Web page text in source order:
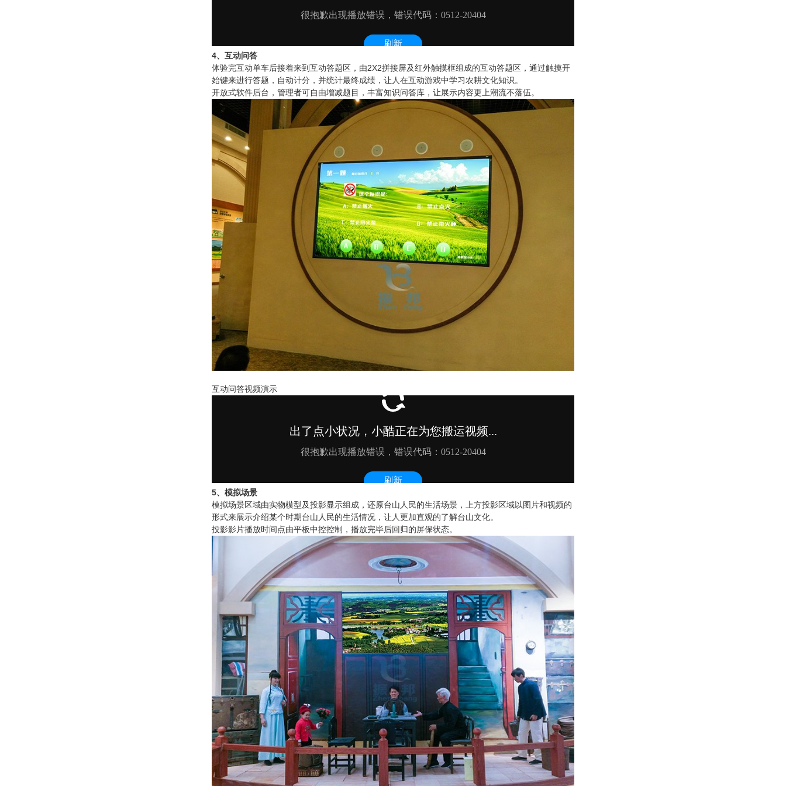
4、互动问答
体验完互动单车后接着来到互动答题区，由2X2拼接屏及红外触摸框组成的互动答题区，通过触摸开
始键来进行答题，自动计分，并统计最终成绩，让人在互动游戏中学习农耕文化知识。
开放式软件后台，管理者可自由增减题目，丰富知识问答库，让展示内容更上潮流不落伍。
互动问答视频演示
5、模拟场景
模拟场景区域由实物模型及投影显示组成，还原台山人民的生活场景，上方投影区域以图片和视频的
形式来展示介绍某个时期台山人民的生活情况，让人更加直观的了解台山文化。
投影影片播放时间点由平板中控控制，播放完毕后回归的屏保状态。